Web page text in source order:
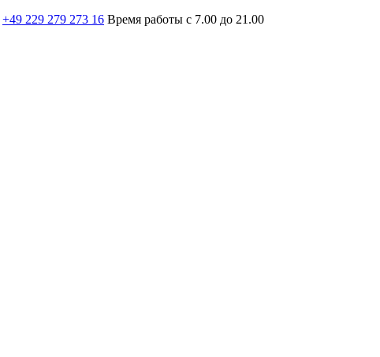
+49 229 279 273 16 Время работы с 7.00 до 21.00